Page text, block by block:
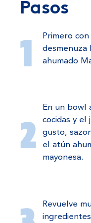
Pasos
Primero
desmenuza
ahumado
En un bowl
cocidas y el
gusto,
el atún
mayonesa.
Revuelve